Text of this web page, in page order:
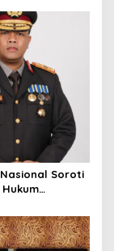
Soroti
Irhamni:
Memperkuat